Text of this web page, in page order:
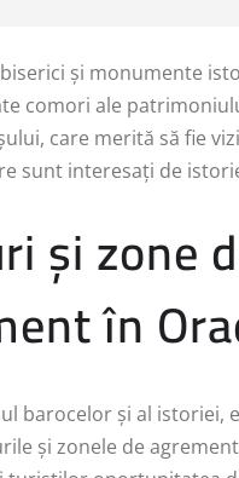
și monumente
comori ale
care merită să fie
sunt interesați de
și zone
în
barocelor și al istoriei,
și zonele de